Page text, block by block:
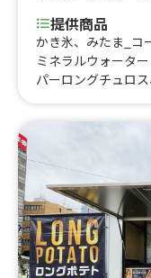
提供商品
かき氷、みたま_
ミネラルウォータ
パーロングチュロ
みたま_チーズハ
ングチュロス、
ペットボトル、ミ
きサバサンド、ト
ーフケバブ弁当、
プ、ビーフケバブ
ケバブサンド、お
キンケバブサンド